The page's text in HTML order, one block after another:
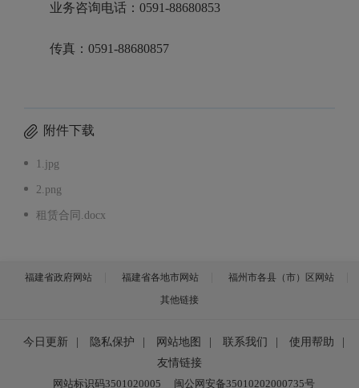
业务咨询电话：0591-88680853
传真：0591-88680857
附件下载
1.jpg
2.png
租赁合同.docx
福建省政府网站 福建省各地市网站
福州市各县（市）区网站
其他链接
今日更新 隐私保护 网站地图 联系我们 使用帮助
友情链接
网站标识码3501020005
闽公网安备35010202000735号